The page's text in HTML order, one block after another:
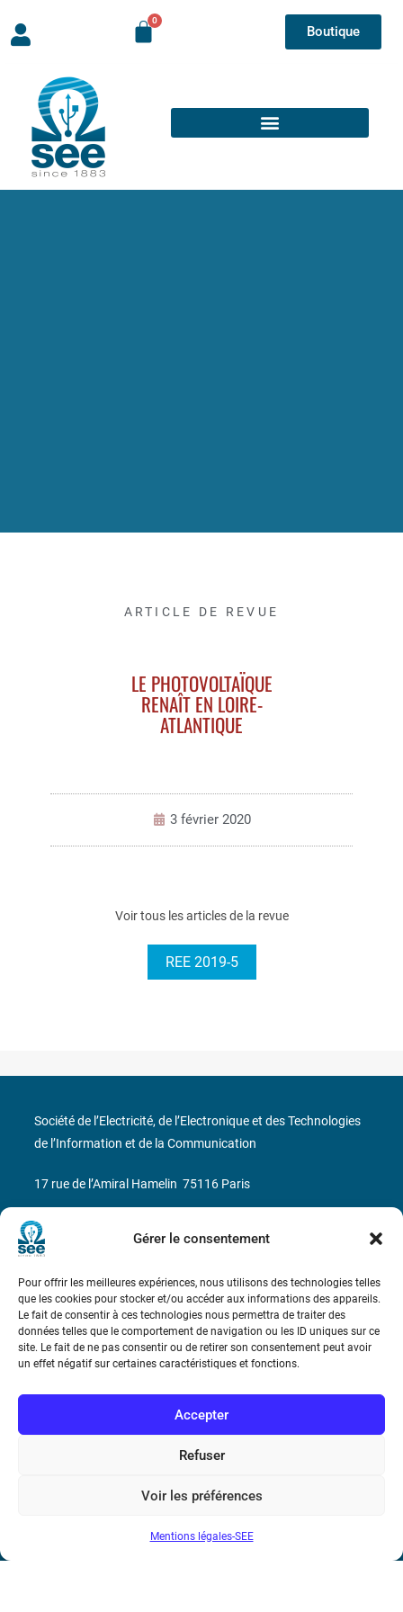
Gérer le consentement
Pour offrir les meilleures expériences, nous utilisons des technologies telles
que les cookies pour stocker et/ou accéder aux informations des appareils.
Le fait de consentir à ces technologies nous permettra de traiter des
données telles que le comportement de navigation ou les ID uniques sur ce
site. Le fait de ne pas consentir ou de retirer son consentement peut avoir
un effet négatif sur certaines caractéristiques et fonctions.
Accepter
Refuser
Voir les préférences
Mentions légales-SEE
Boutique
ARTICLE DE REVUE
LE PHOTOVOLTAÏQUE
RENAÎT EN LOIRE-
ATLANTIQUE
3 février 2020
Voir tous les articles de la revue
REE 2019-5
Bicentenaire des découvertes d’André-
Conditions Générales de Vente
Mentions légales
Société de l’Electricité, de l’Electronique et des Technologies
de l’Information et de la Communication
17 rue de l’Amiral Hamelin 75116 Paris
Métro : « Boissière » Ligne 6 et « Iéna » Ligne 9
N° de SIREN : 785 393 232, Code APE : 9412Z TVA intra-
communautaire : FR44 785 393 232